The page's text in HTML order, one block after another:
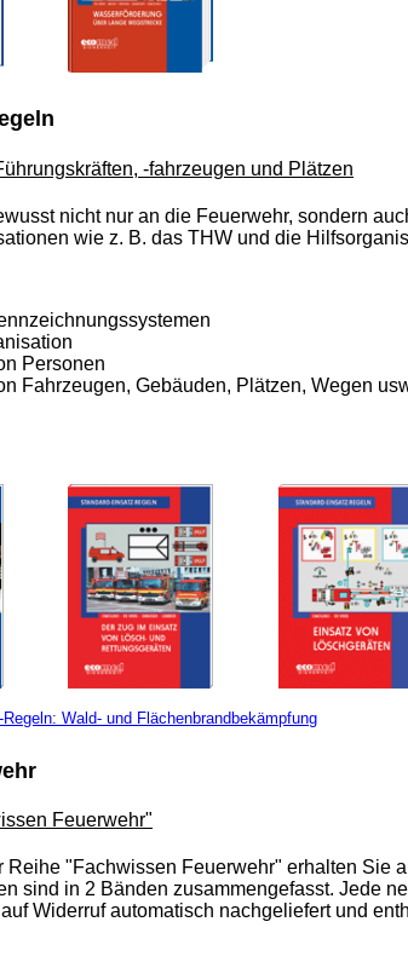
-fahrzeugen und Plätzen
nicht nur an die Feuerwehr, sondern
wie z. B. das THW und die
Personen
Fahrzeugen, Gebäuden, Plätzen, Wegen
Feuerwehr"
Reihe "Fachwissen Feuerwehr" erhalten Sie
sind in 2 Bänden zusammengefasst. Jede
Widerruf automatisch nachgeliefert und